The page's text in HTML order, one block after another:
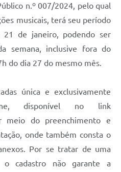
n.º 007/2024, pelo qual
musicais, terá seu período
21 de janeiro, podendo ser
semana, inclusive fora do
do dia 27 do mesmo mês.
única e exclusivamente
disponível no link
meio do preenchimento e
onde também consta o
Por se tratar de uma
o cadastro não garante a